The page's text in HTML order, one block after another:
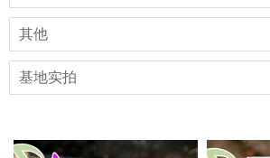
其他
基地实拍